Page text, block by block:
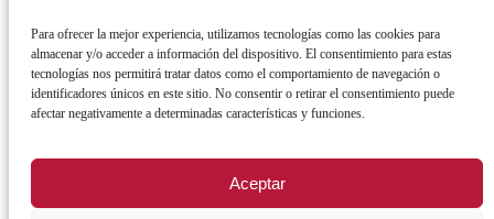
Para ofrecer la mejor experiencia, utilizamos tecnologías como las cookies para
almacenar y/o acceder a información del dispositivo. El consentimiento para estas
tecnologías nos permitirá tratar datos como el comportamiento de navegación o
identificadores únicos en este sitio. No consentir o retirar el consentimiento puede
afectar negativamente a determinadas características y funciones.
Aceptar
REGISTRO DE ACTIVIDADES DE TRATAMIENTO